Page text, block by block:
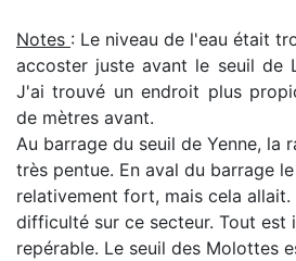
Notes : Le niveau de l'eau était
accoster juste avant le seuil de
J'ai trouvé un endroit plus
de mètres avant.
Au barrage du seuil de Yenne, la
très pentue. En aval du barrage
relativement fort, mais cela allait.
difficulté sur ce secteur. Tout est
repérable. Le seuil des Molottes